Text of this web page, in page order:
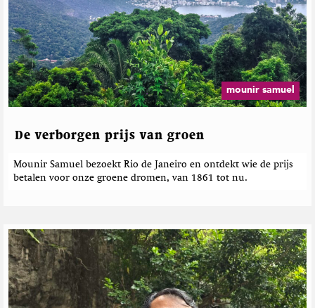
t
h
M
a
g
a
z
i
e
e
d
e
b
e
mounir samuel
De verborgen prijs van groen
Mounir Samuel bezoekt Rio de Janeiro en ontdekt wie de prijs
betalen voor onze groene dromen, van 1861 tot nu.